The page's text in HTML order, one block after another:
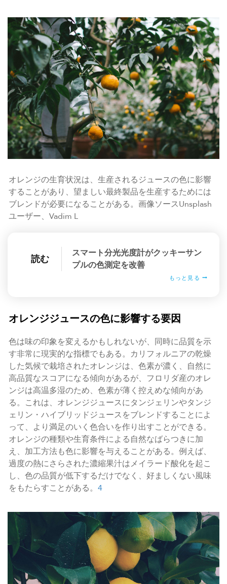
オレンジの生育状況は、生産されるジュースの色に影響
することがあり、望ましい最終製品を生産するためには
ブレンドが必要になることがある。画像ソースUnsplash
ユーザー、Vadim L
読む
スマート分光光度計がクッキーサン
プルの色測定を改善
もっと見る
オレンジジュースの色に影響する要因
色は味の印象を変えるかもしれないが、同時に品質を示
す非常に現実的な指標でもある。カリフォルニアの乾燥
した気候で栽培されたオレンジは、色素が濃く、自然に
高品質なスコアになる傾向があるが、フロリダ産のオレ
ンジは高温多湿のため、色素が薄く控えめな傾向があ
る。これは、オレンジジュースにタンジェリンやタンジ
ェリン・ハイブリッドジュースをブレンドすることによ
って、より満足のいく色合いを作り出すことができる。
オレンジの種類や生育条件による自然なばらつきに加
え、加工方法も色に影響を与えることがある。例えば、
過度の熱にさらされた濃縮果汁はメイラード酸化を起こ
し、色の品質が低下するだけでなく、好ましくない風味
をもたらすことがある。 4